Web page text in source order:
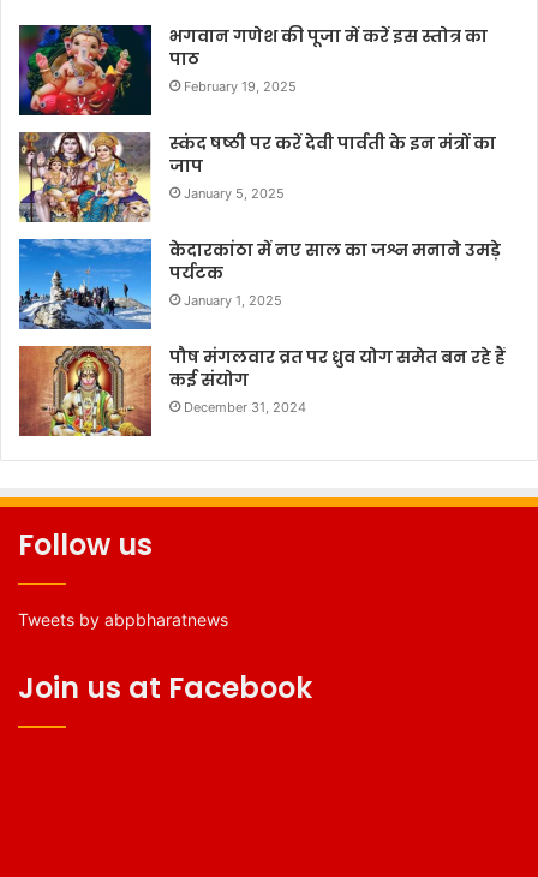
भगवान गणेश की पूजा में करें इस स्तोत्र का
पाठ
February 19, 2025
स्कंद षष्ठी पर करें देवी पार्वती के इन मंत्रों का
जाप
January 5, 2025
केदारकांठा में नए साल का जश्न मनाने उमड़े
पर्यटक
January 1, 2025
पौष मंगलवार व्रत पर ध्रुव योग समेत बन रहे हैं
कई संयोग
December 31, 2024
Follow us
Tweets by abpbharatnews
Join us at Facebook